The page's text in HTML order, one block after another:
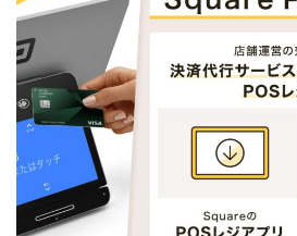
Square POSレジの使い方【売上
売上の確認
売れ筋商品・人気カテゴリの確認
売上をメールで送信・自動通知
Square POSレジの使い方【顧客
顧客情報を登録